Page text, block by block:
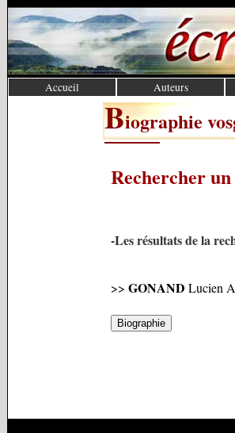
Accueil Auteurs
Biographie
Rechercher un
-Les résultats de la
>> GONAND Lucien